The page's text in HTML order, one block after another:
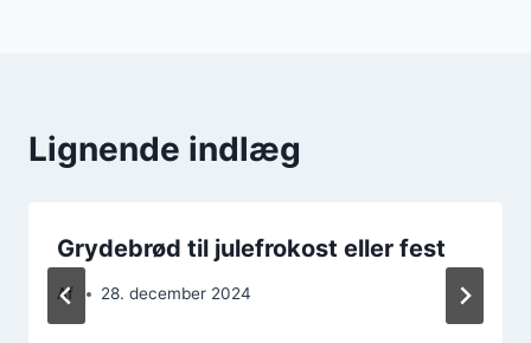
Lignende indlæg
Grydebrød til julefrokost eller fest
Af 28. december 2024